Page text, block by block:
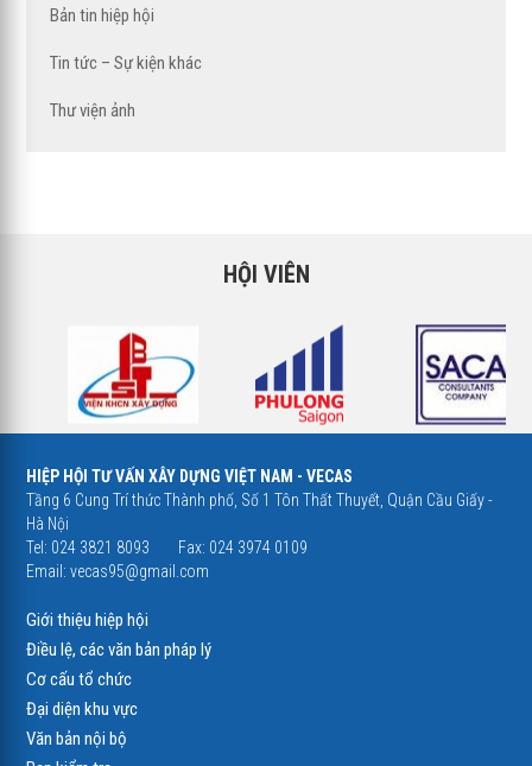
Bản tin hiệp hội
Tin tức – Sự kiện khác
Thư viện ảnh
HỘI VIÊN
HIỆP HỘI TƯ VẤN XÂY DỰNG VIỆT NAM - VECAS
Tầng 6 Cung Trí thức Thành phố, Số 1 Tôn Thất Thuyết, Quận Cầu Giấy -
Hà Nội
Tel: 024 3821 8093
Fax: 024 3974 0109
Email:vecas95@gmail.com
Giới thiệu hiệp hội
Điều lệ, các văn bản pháp lý
Cơ cấu tổ chức
Đại diện khu vực
Văn bản nội bộ